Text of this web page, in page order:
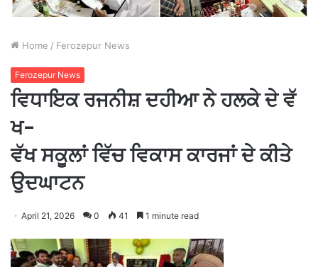
Home / Ferozepur News
Ferozepur News
ਵਿਧਾਇਕ ਰਜਨੀਸ਼ ਦਹੀਆ ਨੇ ਹਲਕੇ ਦੇ ਵੱ
ਖ-
ਵੱਖ ਸਕੂਲਾਂ ਵਿੱਚ ਵਿਕਾਸ ਕਾਰਜਾਂ ਦੇ ਕੀਤੇ
ਉਦਘਾਟਨ
April 21, 2026 0 41 1 minute read